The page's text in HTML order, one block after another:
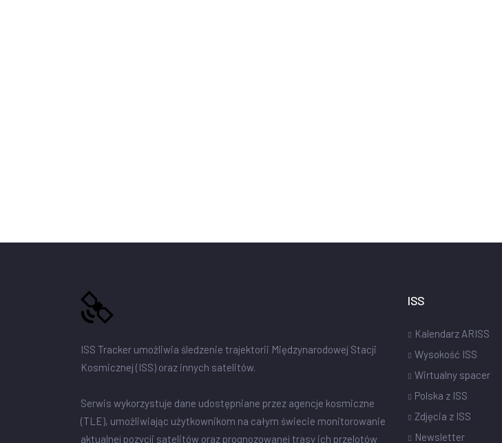
ISS Tracker umożliwia śledzenie trajektorii Międzynarodowej Stacji
Kosmicznej (ISS) oraz innych satelitów.
Serwis wykorzystuje dane udostępniane przez agencje kosmiczne
(TLE), umożliwiając użytkownikom na całym świecie monitorowanie
aktualnej pozycji satelitów oraz prognozowanej trasy ich przelotów
ISS
Kalendarz ARISS
Wysokość ISS
Wirtualny spacer
Polska z ISS
Zdjęcia z ISS
Newsletter